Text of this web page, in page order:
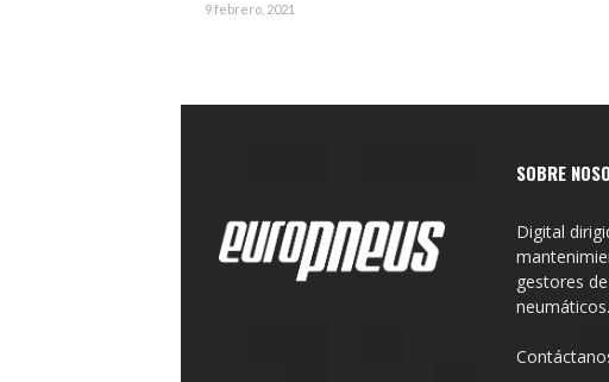
9 febrero, 2021
SOBRE
Digital
gestores
neumáticos.